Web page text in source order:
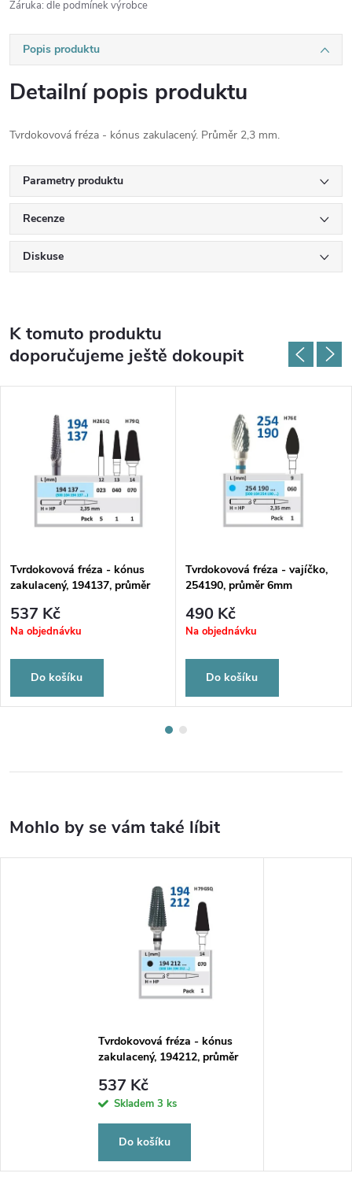
Záruka: dle podmínek výrobce
Popis produktu
Detailní popis produktu
Tvrdokovová fréza - kónus zakulacený. Průměr 2,3 mm.
Parametry produktu
Recenze
Diskuse
K tomuto produktu
doporučujeme ještě dokoupit
Tvrdokovová fréza - kónus
zakulacený, 194137, průměr
537 Kč
Na objednávku
Do košíku
Tvrdokovová fréza - vajíčko,
254190, průměr 6mm
490 Kč
Na objednávku
Do košíku
Tvrdokovová fréza - kónus
zakulacený, 194212, průměr
537 Kč
Skladem 3 ks
Do košíku